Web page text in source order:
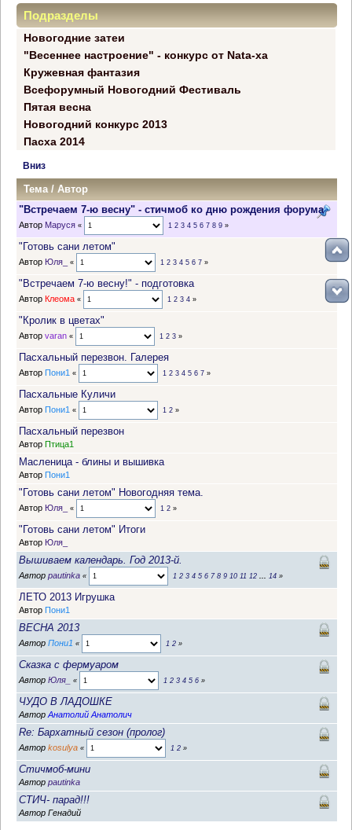
Подразделы
Новогодние затеи
"Весеннее настроение" - конкурс от Nata-xa
Кружевная фантазия
Всефорумный Новогодний Фестиваль
Пятая весна
Новогодний конкурс 2013
Пасха 2014
Вниз
Тема /Автор
"Встречаем 7-ю весну" - стичмоб ко дню рождения форума
Автор Маруся « 1 2 3 4 5 6 7 8 9»
"Готовь сани летом"
Автор Юля_ « 1 2 3 4 5 6 7»
"Встречаем 7-ю весну!" - подготовка
Автор Клеома « 1 2 3 4»
"Кролик в цветах"
Автор varan « 1 2 3»
Пасхальный перезвон. Галерея
Автор Пони1 « 1 2 3 4 5 6 7»
Пасхальные Куличи
Автор Пони1 « 1 2»
Пасхальный перезвон
Автор Птица1
Масленица - блины и вышивка
Автор Пони1
"Готовь сани летом" Новогодняя тема.
Автор Юля_ « 1 2»
"Готовь сани летом" Итоги
Автор Юля_
Вышиваем календарь. Год 2013-й.
Автор pautinka « 1 2 3 4 5 6 7 8 9 10 11 12 14»
ЛЕТО 2013 Игрушка
Автор Пони1
ВЕСНА 2013
Автор Пони1 « 1 2»
Сказка с фермуаром
Автор Юля_ « 1 2 3 4 5 6»
ЧУДО В ЛАДОШКЕ
Автор Анатолий Анатолич
Re: Бархатный сезон (пролог)
Автор kosulya « 1 2»
Стичмоб-мини
Автор pautinka
СТИЧ- парад!!!
Автор Генадий